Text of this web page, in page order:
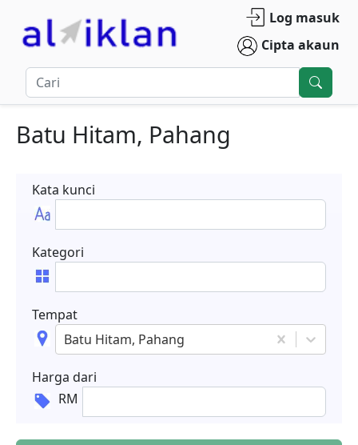
Log masuk
Cipta akaun
Batu Hitam, Pahang
Kata kunci
Kategori
Tempat
Batu Hitam, Pahang
Harga dari
RM